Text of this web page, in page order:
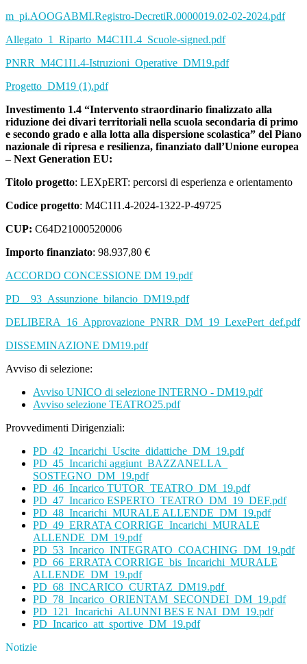
m_pi.AOOGABMI.Registro-DecretiR.0000019.02-02-2024.pdf
Allegato_1_Riparto_M4C1I1.4_Scuole-signed.pdf
PNRR_M4C1I1.4-Istruzioni_Operative_DM19.pdf
Progetto_DM19 (1).pdf
Investimento 1.4 “Intervento straordinario finalizzato alla
riduzione dei divari territoriali nella scuola secondaria di primo
e secondo grado e alla lotta alla dispersione scolastica” del Piano
nazionale di ripresa e resilienza, finanziato dall’Unione europea
– Next Generation EU:
Titolo progetto: LEXpERT: percorsi di esperienza e orientamento
Codice progetto: M4C1I1.4-2024-1322-P-49725
CUP: C64D21000520006
Importo finanziato: 98.937,80 €
ACCORDO CONCESSIONE DM 19.pdf
PD__93_Assunzione_bilancio_DM19.pdf
DELIBERA_16_Approvazione_PNRR_DM_19_LexePert_def.pdf
DISSEMINAZIONE DM19.pdf
Avviso di selezione:
Avviso UNICO di selezione INTERNO - DM19.pdf
Avviso selezione TEATRO25.pdf
Provvedimenti Dirigenziali:
PD_42_Incarichi_Uscite_didattiche_DM_19.pdf
PD_45_Incarichi aggiunt_BAZZANELLA_
SOSTEGNO_DM_19.pdf
PD_46_Incarico TUTOR_TEATRO_DM_19.pdf
PD_47_Incarico ESPERTO_TEATRO_DM_19_DEF.pdf
PD_48_Incarichi_MURALE ALLENDE_DM_19.pdf
PD_49_ERRATA CORRIGE_Incarichi_MURALE
ALLENDE_DM_19.pdf
PD_53_Incarico_INTEGRATO_COACHING_DM_19.pdf
PD_66_ERRATA CORRIGE_bis_Incarichi_MURALE
ALLENDE_DM_19.pdf
PD_68_INCARICO_CURTAZ_DM19.pdf
PD_78_Incarico_ORIENTAM_SECONDEI_DM_19.pdf
PD_121_Incarichi_ALUNNI BES E NAI_DM_19.pdf
PD_Incarico_att_sportive_DM_19.pdf
Notizie